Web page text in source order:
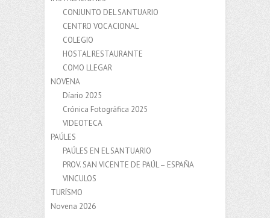
CONJUNTO DEL SANTUARIO
CENTRO VOCACIONAL
COLEGIO
HOSTAL RESTAURANTE
COMO LLEGAR
NOVENA
Díario 2025
Crónica Fotográfica 2025
VIDEOTECA
PAÚLES
PAÚLES EN EL SANTUARIO
PROV. SAN VICENTE DE PAÚL – ESPAÑA
VINCULOS
TURÍSMO
Novena 2026